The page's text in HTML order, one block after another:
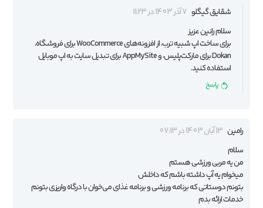
شقایق گیگلو 7 آذر 1403 در 11:23
سلام رانین عزیز
برای ساخت اپ شبیه ترب، از افزونه‌های WooCommerce برای فروشگاه،
Dokan برای مارکت‌پلیس، و AppMySite برای تبدیل سایت به اپ موبایل
استفاده کنید.
پاسخ
رامین 13 آبان 1403 در 07:13
سلام
من یه مربی ورزشی هستم
میخوام یه آپ داشته باشم که داخلش
بتونم دوستاتی که برنامه ورزشی و برنامه غذای می‌خوان با درگاه واریزی بتونم
خدمات ارائه بدم